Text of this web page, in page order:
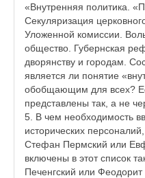
«Внутренняя политика.
Секуляризация
Уложенной комиссии.
общество. Губернская
дворянству и городам.
является ли понятие
обобщающим для всех?
представлены так, а не
5. В чем необходимость
исторических
Стефан Пермский или
включены в этот список
Печенгский или Феодорит